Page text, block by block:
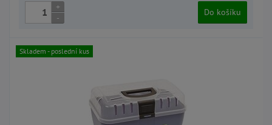
+
-
Do košíku
Skladem - poslední kus